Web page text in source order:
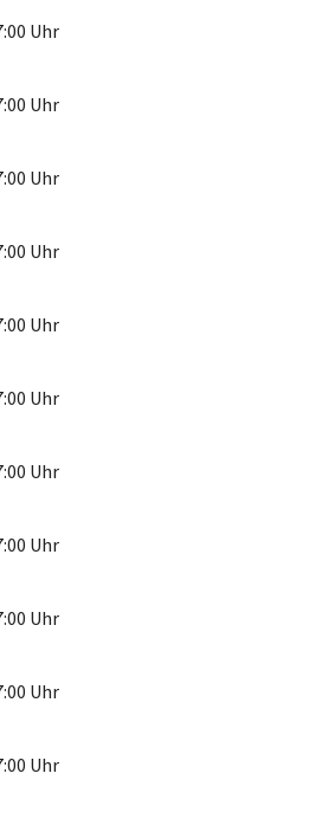
Uhr
Uhr
Uhr
Uhr
Uhr
Uhr
Uhr
Uhr
Uhr
Uhr
Uhr